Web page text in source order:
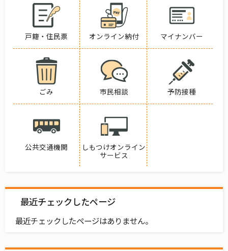
戸籍・住民票 オンライン納付 マイナンバー
ごみ 市民相談 予防接種
公共交通機関
しもつけオンライン
サービス
最近チェックしたページ
最近チェックしたページはありません。